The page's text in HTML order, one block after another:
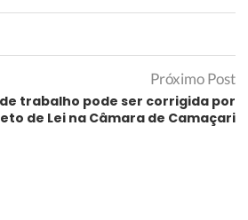
Próximo Post
trabalho pode ser corrigida por
de Lei na Câmara de Camaçari